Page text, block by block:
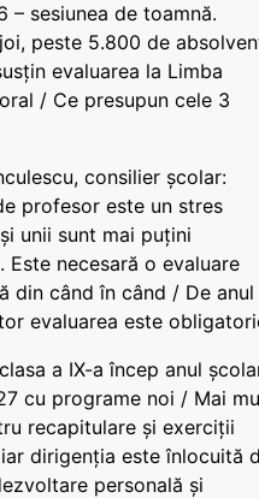
– sesiunea de toamnă.
peste 5.800 de
evaluarea la Limba
/ Ce presupun cele 3
consilier școlar:
profesor este un stres
unii sunt mai puțini
Este necesară o evaluare
din când în când / De anul
evaluarea este
a IX-a încep anul
cu programe noi / Mai
recapitulare și exerciții
dirigenția este înlocuită
personală și